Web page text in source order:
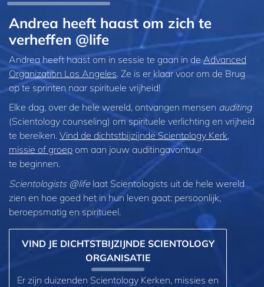
Andrea heeft haast om zich te
verheffen @life
Andrea heeft haast om in sessie te gaan in deAdvanced
Organization Los Angeles . Ze is er klaar voor om de Brug
op te sprinten naar spirituele vrijheid!
Elke dag, over de hele wereld, ontvangen mensen auditing
(Scientology counseling) om spirituele verlichting en vrijheid
te bereiken. Vind de dichtstbijzijnde Scientology Kerk,
missie of groep om aan jouw auditingavontuur
te beginnen.
Scientologists @life laat Scientologists uit de hele wereld
zien en hoe goed het in hun leven gaat: persoonlijk,
beroepsmatig en spiritueel.
VIND JE DICHTSTBIJZIJNDE SCIENTOLOGY
ORGANISATIE
Er zijn duizenden Scientology Kerken, missies en